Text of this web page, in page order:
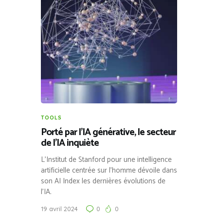
TOOLS
Porté par l’IA générative, le secteur
de l’IA inquiète
L’Institut de Stanford pour une intelligence
artificielle centrée sur l’homme dévoile dans
son AI Index les dernières évolutions de
l’IA.
19 avril 2024 0 0